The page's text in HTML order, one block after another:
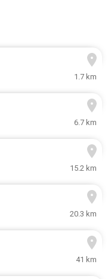
1.7 km
6.7 km
15.2 km
20.3 km
41 km